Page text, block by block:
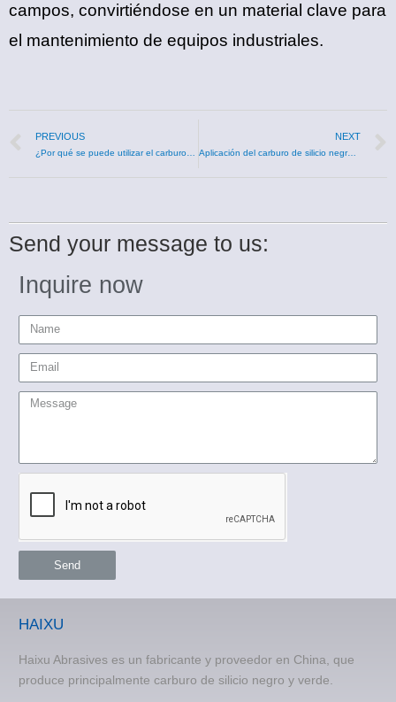
campos, convirtiéndose en un material clave para
el mantenimiento de equipos industriales.
PREVIOUS NEXT
Aplicación del carburo de silicio negro (SiC) en la ingeniería eléctrica
Send your message to us:
Inquire now
Send
HAIXU
Haixu Abrasives es un fabricante y proveedor en China, que
produce principalmente carburo de silicio negro y verde.